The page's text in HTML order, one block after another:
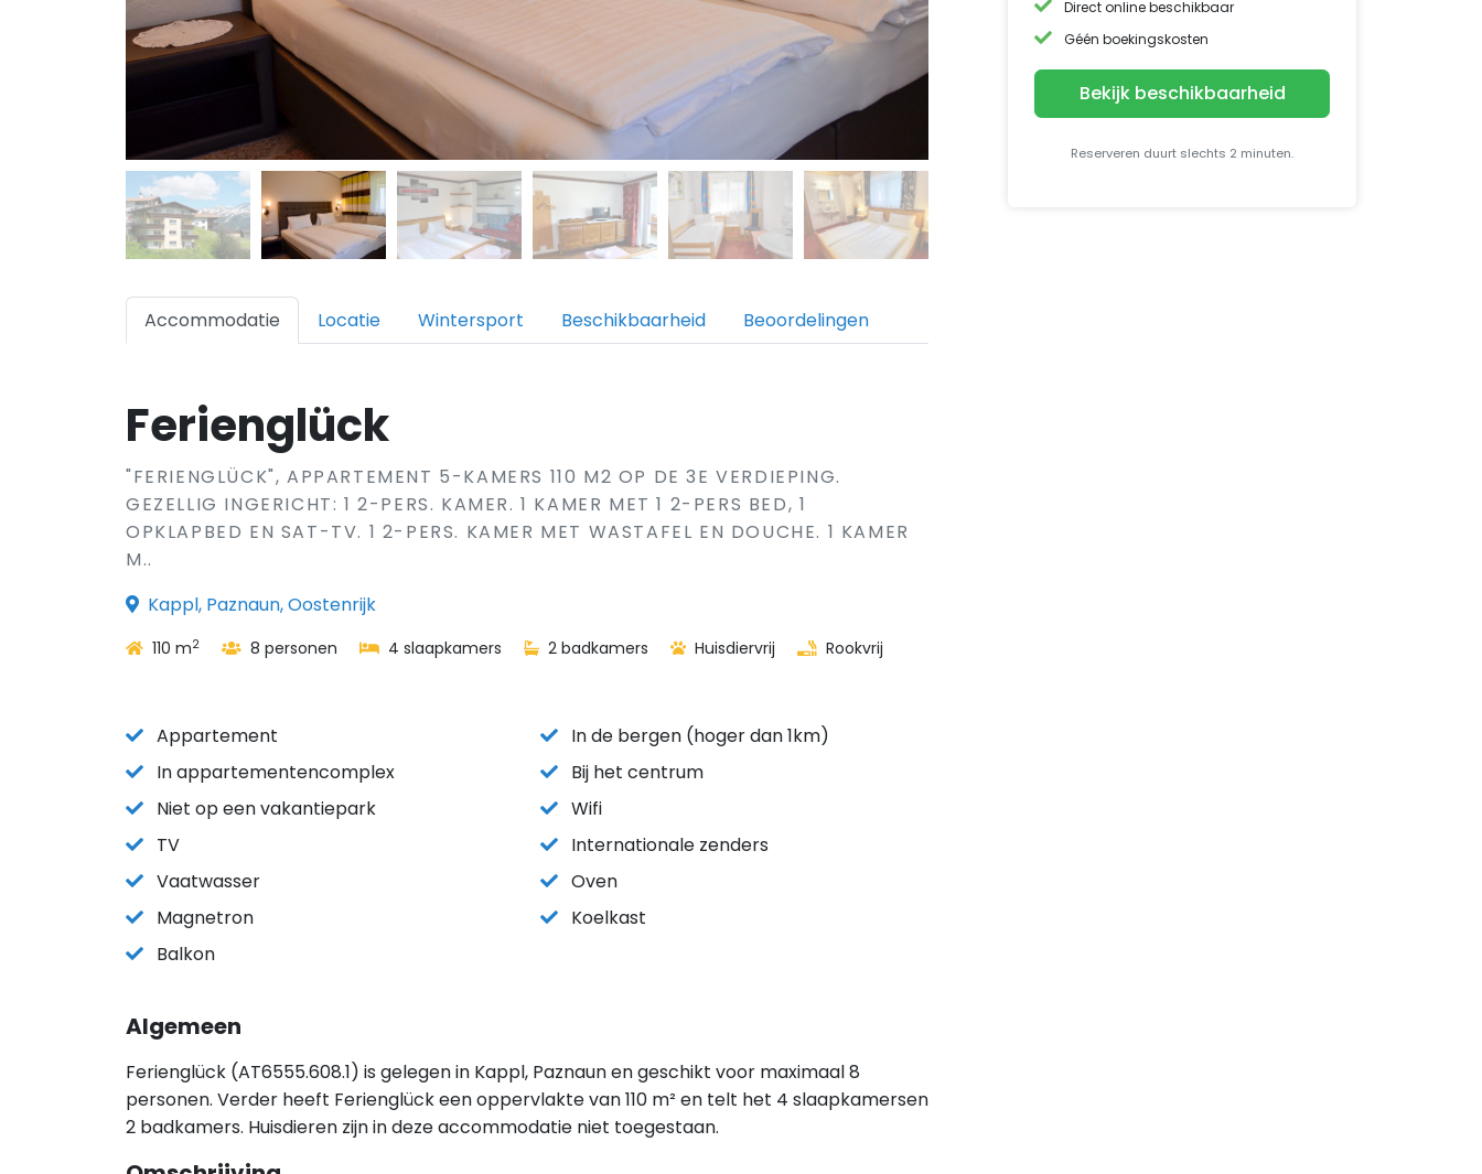
Accommodatie Locatie Wintersport Beschikbaarheid Beoordelingen
Ferienglück
"FERIENGLÜCK", APPARTEMENT 5-KAMERS 110 M2 OP DE 3E VERDIEPING.
GEZELLIG INGERICHT: 1 2-PERS. KAMER. 1 KAMER MET 1 2-PERS BED, 1
OPKLAPBED EN SAT-TV. 1 2-PERS. KAMER MET WASTAFEL EN DOUCHE. 1 KAMER
M..
Kappl, Paznaun, Oostenrijk
110 m2 8 personen 4 slaapkamers 2 badkamers Huisdiervrij Rookvrij
Appartement
In de bergen (hoger dan 1km)
In appartementencomplex
Bij het centrum
Niet op een vakantiepark
Wifi
TV
Internationale zenders
Vaatwasser
Oven
Magnetron
Koelkast
Balkon
Algemeen
Ferienglück (AT6555.608.1) is gelegen in Kappl, Paznaun en geschikt voor maximaal 8
personen. Verder heeft Ferienglück een oppervlakte van 110 m² en telt het 4 slaapkamersen
2 badkamers. Huisdieren zijn in deze accommodatie niet toegestaan.
Direct online beschikbaar
Géén boekingskosten
Bekijk beschikbaarheid
Reserveren duurt slechts 2 minuten.